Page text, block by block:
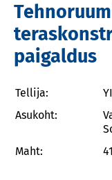
paigaldus
Tellija:
Asukoht:
Maht: